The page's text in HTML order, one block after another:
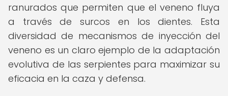
ranurados que permiten que el veneno fluya
a través de surcos en los dientes. Esta
diversidad de mecanismos de inyección del
veneno es un claro ejemplo de la adaptación
evolutiva de las serpientes para maximizar su
eficacia en la caza y defensa.